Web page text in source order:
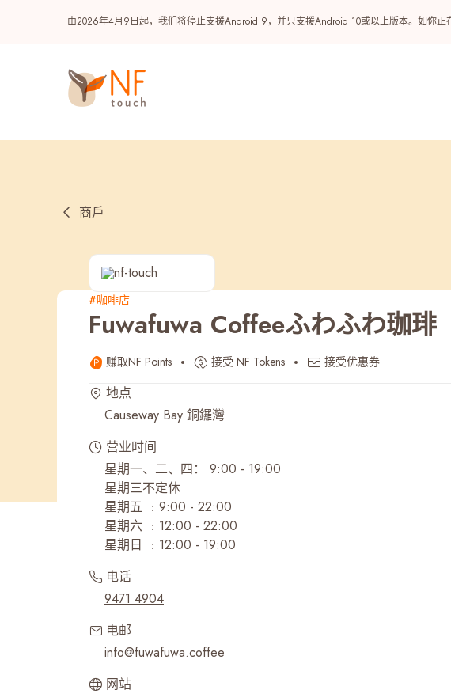
由2026年4月9日起，我们将停止支援Android 9，并只支援Android 10或以上版本。如你
热门
NF 种籽 NF Points AIRSIDE 奖赏
最近搜寻纪录
商戶
#咖啡店
Fuwafuwa Coffeeふわふわ珈琲
赚取NF Points 接受 NF Tokens 接受优惠券
地点
Causeway Bay 銅鑼灣
营业时间
星期一、二、四： 9:00 - 19:00
星期三不定休
星期五 ﹕9:00 - 22:00
星期六 ﹕12:00 - 22:00
星期日 ﹕12:00 - 19:00
电话
9471 4904
电邮
info@fuwafuwa.coffee
网站